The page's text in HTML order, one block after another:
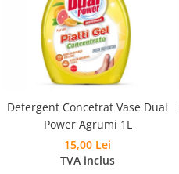
Detergent Concetrat Vase Dual
Power Agrumi 1L
15,00 Lei
TVA inclus